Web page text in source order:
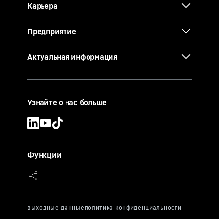
Карьера
Предприятие
Актуальная информация
Узнайте о нас больше
Функции